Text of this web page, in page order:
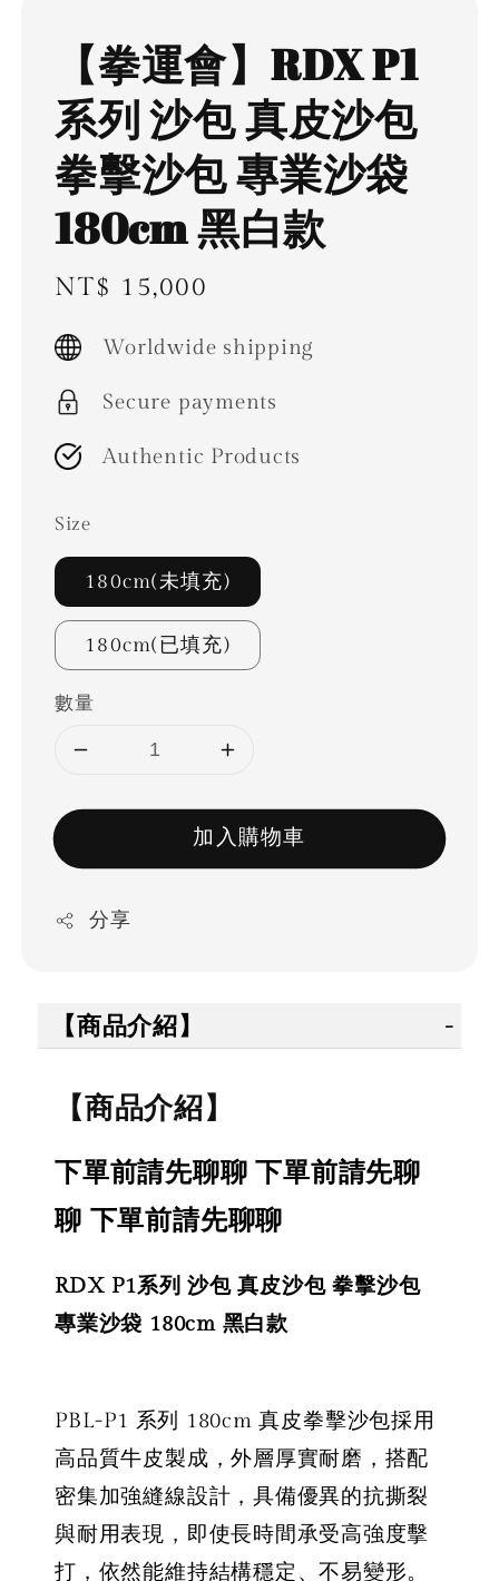
【拳運會】RDX P1
系列 沙包 真皮沙包
拳擊沙包 專業沙袋
180cm 黑白款
Regular
NT$ 15,000
Worldwide shipping
Secure payments
Authentic Products
Size
180cm(未填充)
180cm(已填充)
數量
加入購物車
分享
【商品介紹】
【商品介紹】
下單前請先聊聊 下單前請先聊
聊 下單前請先聊聊
RDX P1系列 沙包 真皮沙包 拳擊沙包
專業沙袋 180cm 黑白款
PBL-P1 系列 180cm 真皮拳擊沙包採用
高品質牛皮製成，外層厚實耐磨，搭配
密集加強縫線設計，具備優異的抗撕裂
與耐用表現，即使長時間承受高強度擊
打，依然能維持結構穩定、不易變形。